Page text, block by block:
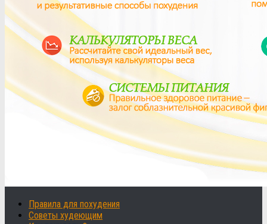
Правила для похудения
Советы худеющим